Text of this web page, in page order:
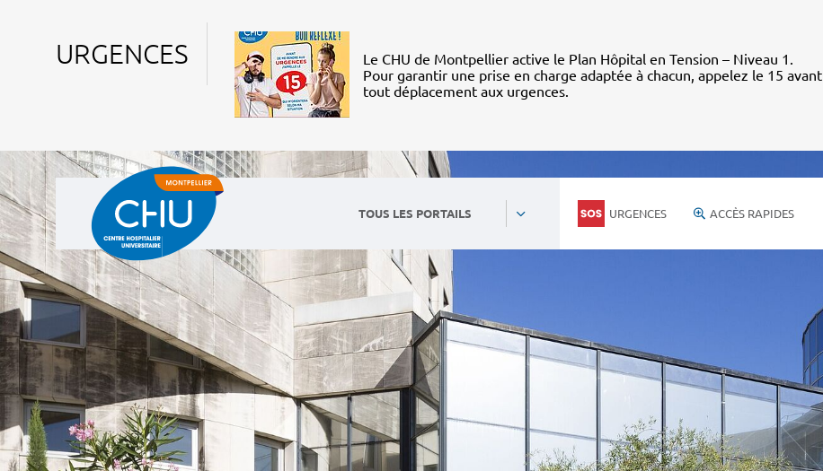
URGENCES
Le CHU de Montpellier active le Plan Hôpital en Tension – Niveau 1.
Pour garantir une prise en charge adaptée à chacun, appelez le 15 avant
tout déplacement aux urgences.
TOUS LES PORTAILS URGENCES ACCÈS RAPIDES